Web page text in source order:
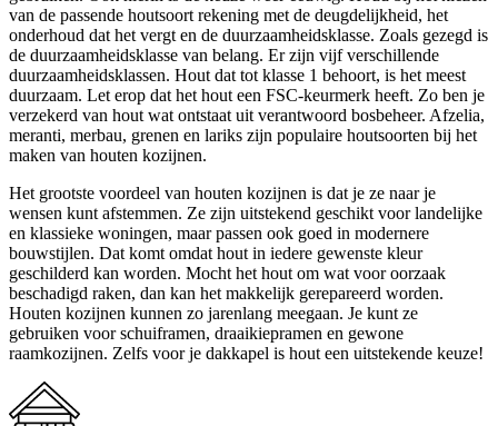
van de passende houtsoort rekening met de deugdelijkheid, het
onderhoud dat het vergt en de duurzaamheidsklasse. Zoals gezegd is
de duurzaamheidsklasse van belang. Er zijn vijf verschillende
duurzaamheidsklassen. Hout dat tot klasse 1 behoort, is het meest
duurzaam. Let erop dat het hout een FSC-keurmerk heeft. Zo ben je
verzekerd van hout wat ontstaat uit verantwoord bosbeheer. Afzelia,
meranti, merbau, grenen en lariks zijn populaire houtsoorten bij het
maken van houten kozijnen.
Het grootste voordeel van houten kozijnen is dat je ze naar je
wensen kunt afstemmen. Ze zijn uitstekend geschikt voor landelijke
en klassieke woningen, maar passen ook goed in modernere
bouwstijlen. Dat komt omdat hout in iedere gewenste kleur
geschilderd kan worden. Mocht het hout om wat voor oorzaak
beschadigd raken, dan kan het makkelijk gerepareerd worden.
Houten kozijnen kunnen zo jarenlang meegaan. Je kunt ze
gebruiken voor schuiframen, draaikiepramen en gewone
raamkozijnen. Zelfs voor je dakkapel is hout een uitstekende keuze!